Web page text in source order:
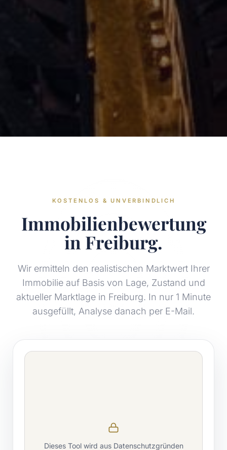
KOSTENLOS & UNVERBINDLICH
Immobilienbewertung
in Freiburg.
Wir ermitteln den realistischen Marktwert Ihrer
Immobilie auf Basis von Lage, Zustand und
aktueller Marktlage in Freiburg. In nur 1 Minute
ausgefüllt, Analyse danach per E-Mail.
Dieses Tool wird aus Datenschutzgründen